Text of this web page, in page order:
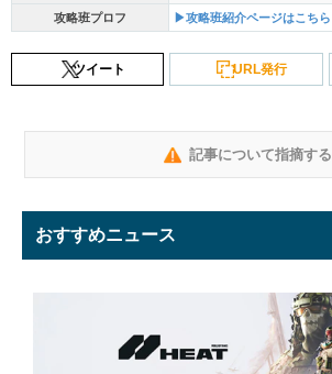
攻略班プロフ ▶攻略班紹介ページはこちら
ツイート URL発行
記事について指摘する
おすすめニュース